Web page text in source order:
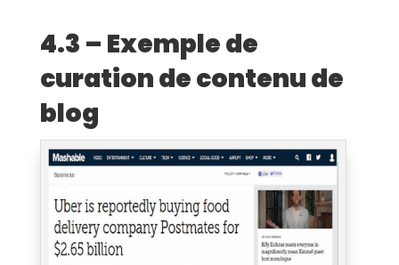
4.3 – Exemple de
curation de contenu de
blog